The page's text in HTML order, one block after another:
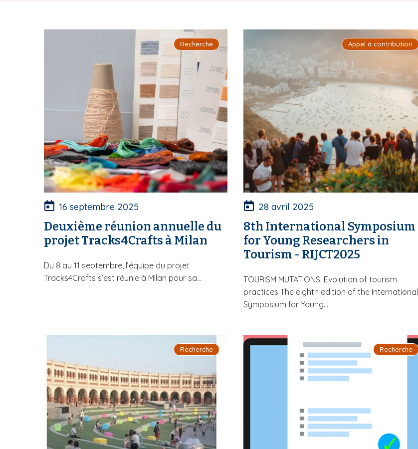
Recherche
16 septembre 2025
Deuxième réunion annuelle du
projet Tracks4Crafts à Milan
Du 8 au 11 septembre, l’équipe du projet
Tracks4Crafts s’est réunie à Milan pour sa...
Appel à contribution
28 avril 2025
8th International Symposium
for Young Researchers in
Tourism - RIJCT2025
TOURISM MUTATIONS. Evolution of tourism
practices The eighth edition of the International
Symposium for Young...
Recherche Recherche